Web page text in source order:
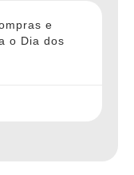
e
o Dia dos